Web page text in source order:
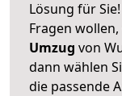
Lösung für
Fragen wollen,
Umzug von
dann wählen
die passende